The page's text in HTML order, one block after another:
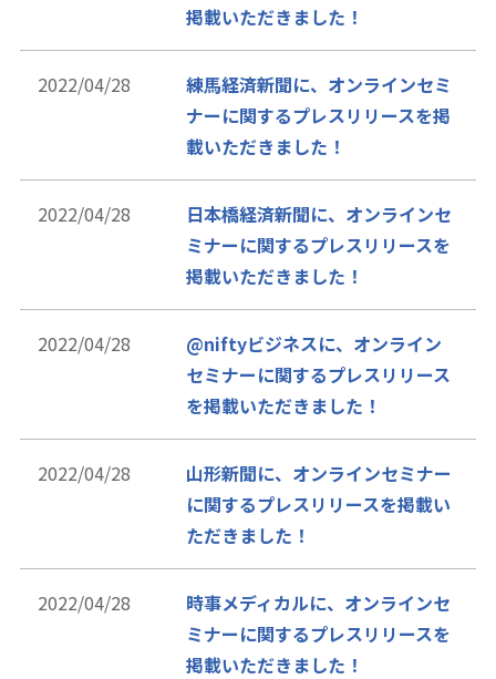
掲載いただきました！
2022/04/28
練馬経済新聞に、オンラインセミ
ナーに関するプレスリリースを掲
載いただきました！
2022/04/28
日本橋経済新聞に、オンラインセ
ミナーに関するプレスリリースを
掲載いただきました！
2022/04/28
@niftyビジネスに、オンライン
セミナーに関するプレスリリース
を掲載いただきました！
2022/04/28
山形新聞に、オンラインセミナー
に関するプレスリリースを掲載い
ただきました！
2022/04/28
時事メディカルに、オンラインセ
ミナーに関するプレスリリースを
掲載いただきました！